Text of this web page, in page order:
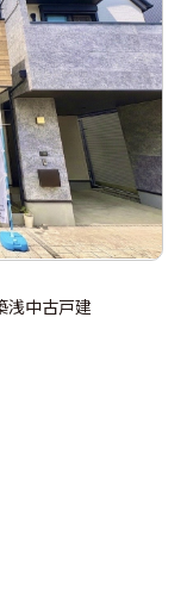
中古戸建